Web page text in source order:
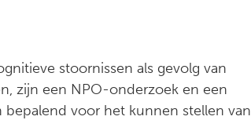
stoornissen als gevolg van
zijn een NPO-onderzoek en een
voor het kunnen stellen van